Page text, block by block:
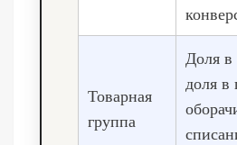
Товарная
группа
Доля в
доля в